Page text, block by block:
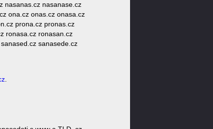
nasanas.cz nasanase.cz
ona.cz onas.cz onasa.cz
prona.cz pronas.cz
ronasa.cz ronasan.cz
sanasede.cz